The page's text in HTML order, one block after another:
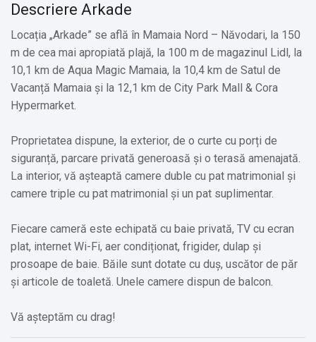
Descriere Arkade
Locația „Arkade” se află în Mamaia Nord – Năvodari, la 150
m de cea mai apropiată plajă, la 100 m de magazinul Lidl, la
10,1 km de Aqua Magic Mamaia, la 10,4 km de Satul de
Vacanță Mamaia și la 12,1 km de City Park Mall & Cora
Hypermarket.
Proprietatea dispune, la exterior, de o curte cu porți de
siguranță, parcare privată generoasă și o terasă amenajată.
La interior, vă așteaptă camere duble cu pat matrimonial și
camere triple cu pat matrimonial și un pat suplimentar.
Fiecare cameră este echipată cu baie privată, TV cu ecran
plat, internet Wi-Fi, aer condiționat, frigider, dulap și
prosoape de baie. Băile sunt dotate cu duș, uscător de păr
și articole de toaletă. Unele camere dispun de balcon.
Vă așteptăm cu drag!